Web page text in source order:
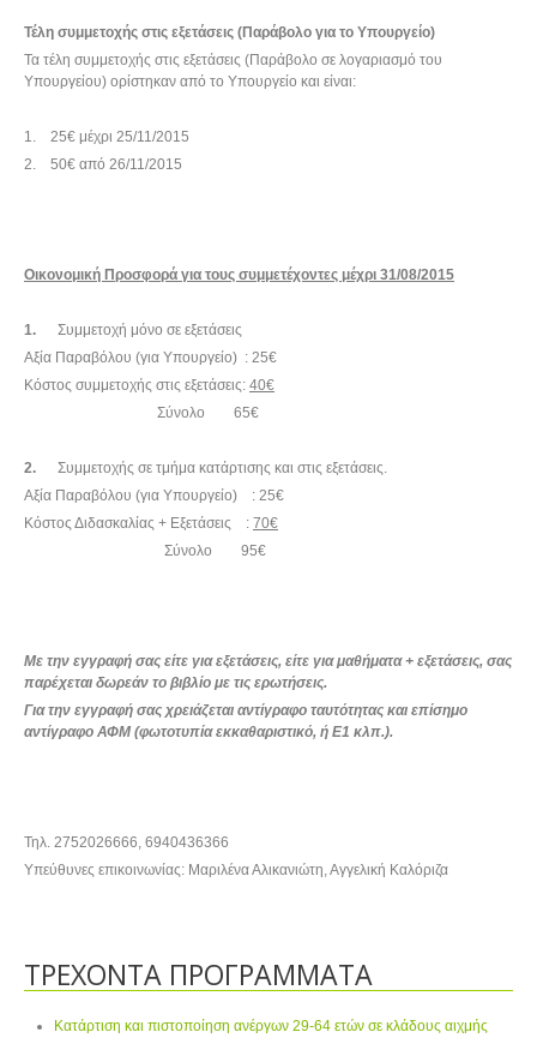
Τέλη συμμετοχής στις εξετάσεις (Παράβολο για το Υπουργείο)
Τα τέλη συμμετοχής στις εξετάσεις (Παράβολο σε λογαριασμό του
Υπουργείου) ορίστηκαν από το Υπουργείο και είναι:
1. 25€ μέχρι 25/11/2015
2. 50€ από 26/11/2015
Οικονομική Προσφορά για τους συμμετέχοντες μέχρι 31/08/2015
1. Συμμετοχή μόνο σε εξετάσεις
Αξία Παραβόλου (για Υπουργείο) : 25€
Κόστος συμμετοχής στις εξετάσεις: 40€
Σύνολο 65€
2. Συμμετοχής σε τμήμα κατάρτισης και στις εξετάσεις.
Αξία Παραβόλου (για Υπουργείο) : 25€
Κόστος Διδασκαλίας + Εξετάσεις : 70€
Σύνολο 95€
Με την εγγραφή σας είτε για εξετάσεις, είτε για μαθήματα + εξετάσεις, σας
παρέχεται δωρεάν το βιβλίο με τις ερωτήσεις.
Για την εγγραφή σας χρειάζεται αντίγραφο ταυτότητας και επίσημο
αντίγραφο ΑΦΜ (φωτοτυπία εκκαθαριστικό, ή Ε1 κλπ.).
Τηλ. 2752026666, 6940436366
Υπεύθυνες επικοινωνίας: Μαριλένα Αλικανιώτη, Αγγελική Καλόριζα
ΤΡΕΧΟΝΤΑ ΠΡΟΓΡΑΜΜΑΤΑ
Κατάρτιση και πιστοποίηση ανέργων 29-64 ετών σε κλάδους αιχμής